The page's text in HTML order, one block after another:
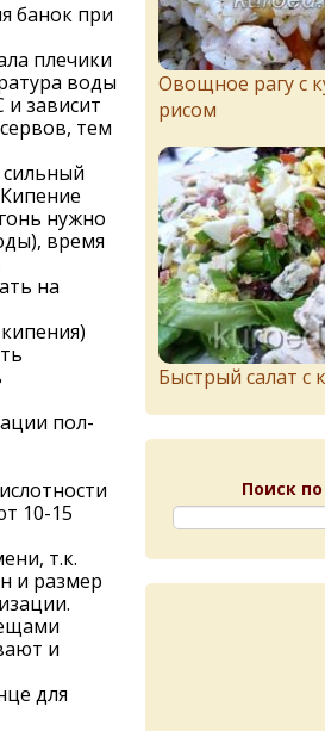
банок при
плечики
воды
и зависит
тем
нужно
время
на
пол-
10-15
т.к.
и размер
и
для
Овощное рагу с
рисом
Быстрый салат с
Поиск